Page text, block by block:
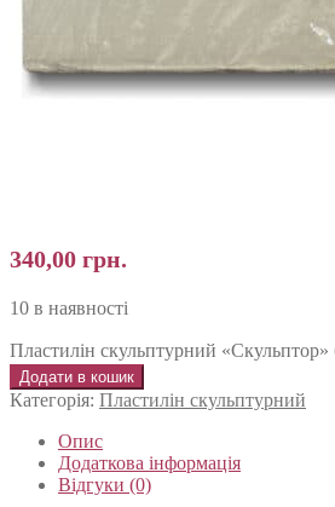
340,00 грн.
10 в наявності
Пластилін скульптурний «Скульптор»
Додати в кошик
Категорія: Пластилін скульптурний
Опис
Додаткова інформація
Відгуки (0)